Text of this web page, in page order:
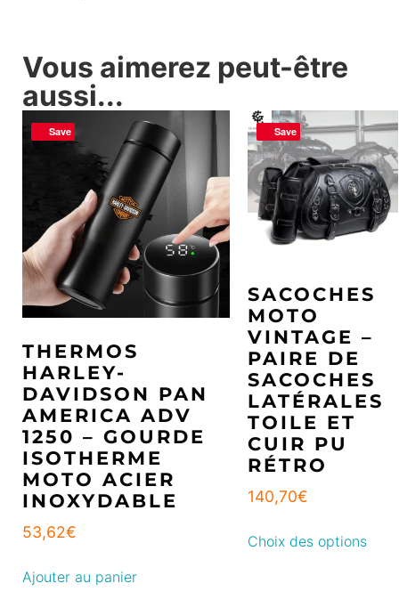
Vous aimerez peut-être
aussi...
Save
THERMOS
HARLEY-
DAVIDSON PAN
AMERICA ADV
1250 – GOURDE
ISOTHERME
MOTO ACIER
INOXYDABLE
53,62€
Ajouter au panier
Save
SACOCHES
MOTO
VINTAGE –
PAIRE DE
SACOCHES
LATÉRALES
TOILE ET
CUIR PU
RÉTRO
140,70€
Choix des options